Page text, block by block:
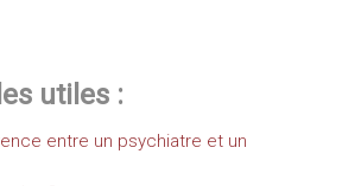
utiles :
entre un psychiatre et un